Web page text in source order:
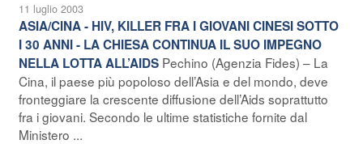
11 luglio 2003
ASIA/CINA - HIV, KILLER FRA I GIOVANI CINESI SOTTO
I 30 ANNI - LA CHIESA CONTINUA IL SUO IMPEGNO
NELLA LOTTA ALL’AIDS Pechino (Agenzia Fides) – La
Cina, il paese più popoloso dell’Asia e del mondo, deve
fronteggiare la crescente diffusione dell’Aids soprattutto
fra i giovani. Secondo le ultime statistiche fornite dal
Ministero ...